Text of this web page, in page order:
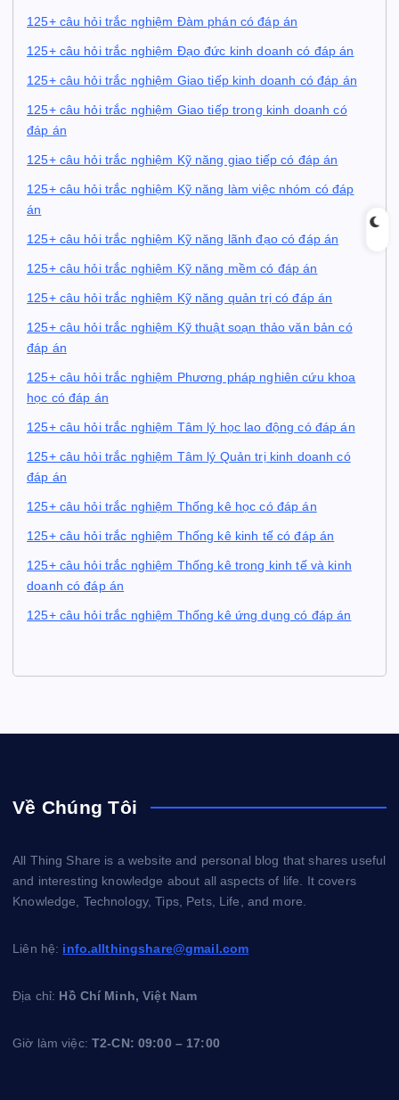
125+ câu hỏi trắc nghiệm Đàm phán có đáp án
125+ câu hỏi trắc nghiệm Đạo đức kinh doanh có đáp án
125+ câu hỏi trắc nghiệm Giao tiếp kinh doanh có đáp án
125+ câu hỏi trắc nghiệm Giao tiếp trong kinh doanh có
đáp án
125+ câu hỏi trắc nghiệm Kỹ năng giao tiếp có đáp án
125+ câu hỏi trắc nghiệm Kỹ năng làm việc nhóm có đáp
án
125+ câu hỏi trắc nghiệm Kỹ năng lãnh đạo có đáp án
125+ câu hỏi trắc nghiệm Kỹ năng mềm có đáp án
125+ câu hỏi trắc nghiệm Kỹ năng quản trị có đáp án
125+ câu hỏi trắc nghiệm Kỹ thuật soạn thảo văn bản có
đáp án
125+ câu hỏi trắc nghiệm Phương pháp nghiên cứu khoa
học có đáp án
125+ câu hỏi trắc nghiệm Tâm lý học lao động có đáp án
125+ câu hỏi trắc nghiệm Tâm lý Quản trị kinh doanh có
đáp án
125+ câu hỏi trắc nghiệm Thống kê học có đáp án
125+ câu hỏi trắc nghiệm Thống kê kinh tế có đáp án
125+ câu hỏi trắc nghiệm Thống kê trong kinh tế và kinh
doanh có đáp án
125+ câu hỏi trắc nghiệm Thống kê ứng dụng có đáp án
Về Chúng Tôi
All Thing Share is a website and personal blog that shares useful
and interesting knowledge about all aspects of life. It covers
Knowledge, Technology, Tips, Pets, Life, and more.
Liên hệ: info.allthingshare@gmail.com
Địa chỉ: Hồ Chí Minh, Việt Nam
Giờ làm việc:T2-CN: 09:00 – 17:00